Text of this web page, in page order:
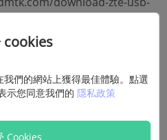
download-coolpad-
cookies
們的網站上獲得最佳體驗。點選
示您同意我們的 隱私政策
Cookies